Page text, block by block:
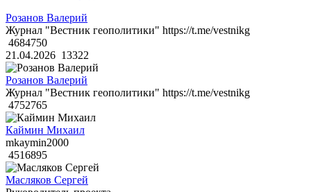
Розанов Валерий
Журнал "Вестник геополитики" https://t.me/vestnikg
4684750
21.04.2026 13322
Розанов Валерий
Журнал "Вестник геополитики" https://t.me/vestnikg
4752765
Каймин Михаил
mkaymin2000
4516895
Масляков Сергей